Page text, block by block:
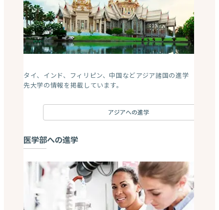
タイ、インド、フィリピン、中国などアジア諸国の進学
先大学の情報を掲載しています。
アジアへの進学
医学部への進学